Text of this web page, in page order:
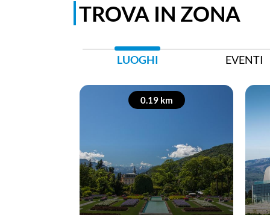
TROVA IN ZONA
LUOGHI EVENTI
0.19 km